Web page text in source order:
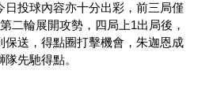
投球內容亦十分出彩，前三局僅
二輪展開攻勢，四局上1出局後，
送，得點圈打擊機會，朱迦恩成
先馳得點。